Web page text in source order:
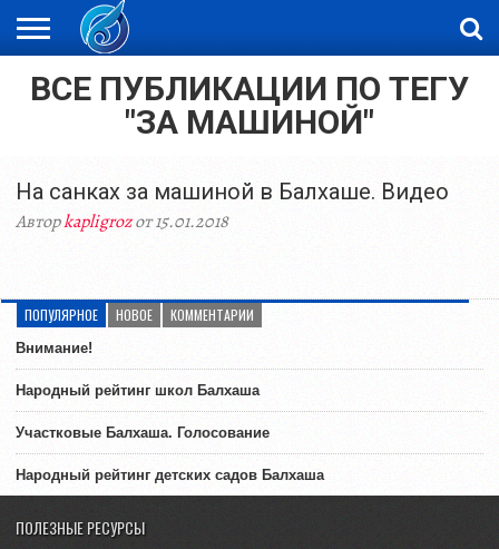
ЖАҢАЛЫҚТАР
НОВОСТИ
ВИДЕО
ФОТОРЕПОРТАЖИ
ОРКЕН
ВСЕ ПУБЛИКАЦИИ ПО ТЕГУ
"ЗА МАШИНОЙ"
На санках за машиной в Балхаше. Видео
Авторkapligrozот 15.01.2018
ПОПУЛЯРНОЕ НОВОЕ КОММЕНТАРИИ
Внимание!
Народный рейтинг школ Балхаша
Участковые Балхаша. Голосование
Народный рейтинг детских садов Балхаша
ПОЛЕЗНЫЕ РЕСУРСЫ